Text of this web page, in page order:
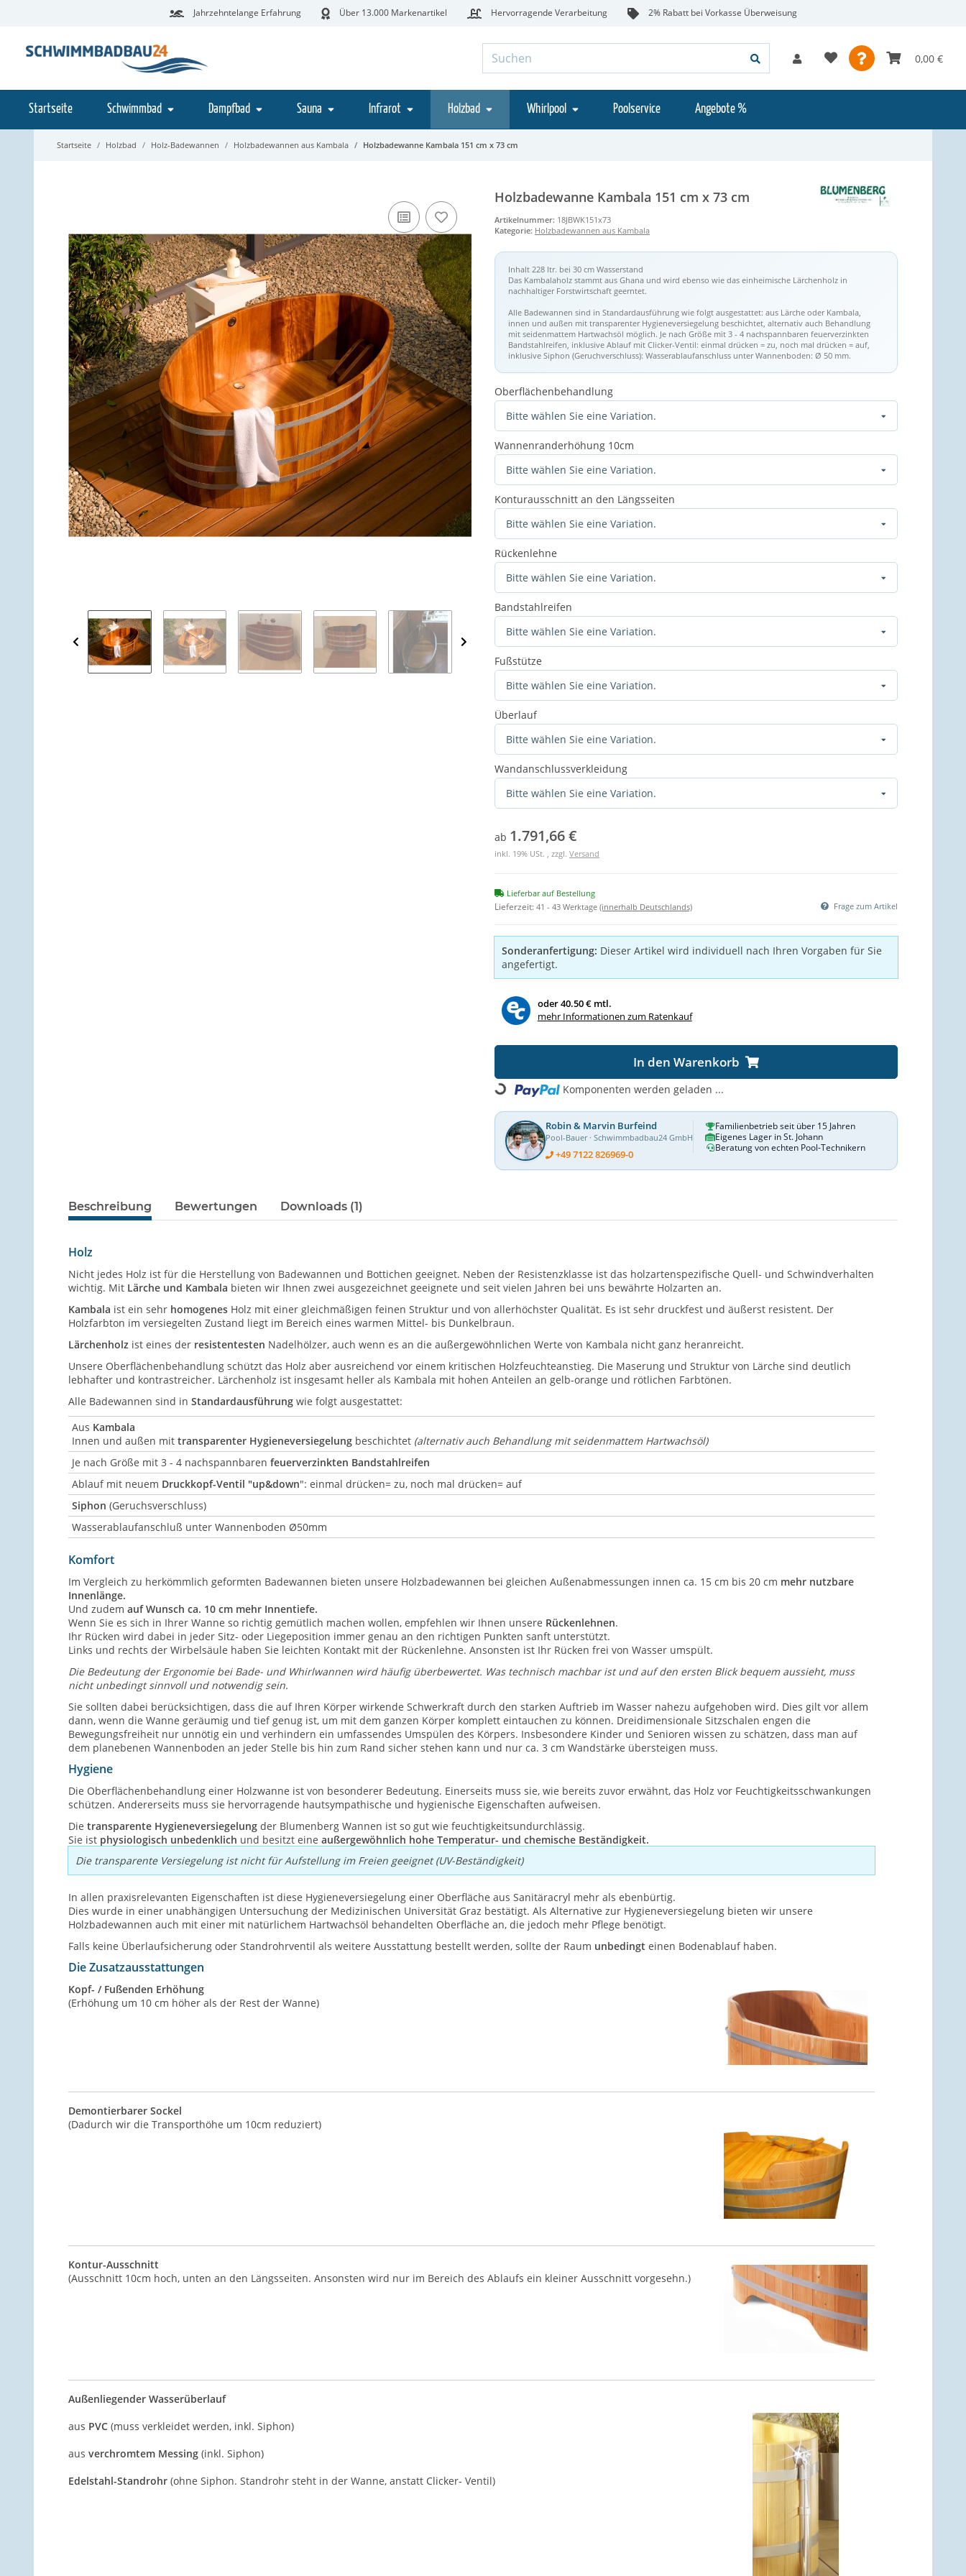
Jahrzehntelange Erfahrung Über 13.000 Markenartikel Hervorragende Verarbeitung 2% Rabatt bei Vorkasse Überweisung
0,00 €
Startseite Schwimmbad Dampfbad Sauna Infrarot Holzbad Whirlpool Poolservice Angebote %
Startseite Holzbad Holz-Badewannen Holzbadewannen aus Kambala Holzbadewanne Kambala 151 cm x 73 cm
Holzbadewanne Kambala 151 cm x 73 cm
Artikelnummer: 18JBWK151x73
Kategorie: Holzbadewannen aus Kambala
Inhalt 228 ltr. bei 30 cm Wasserstand
Das Kambalaholz stammt aus Ghana und wird ebenso wie das einheimische Lärchenholz in
nachhaltiger Forstwirtschaft geerntet.
Alle Badewannen sind in Standardausführung wie folgt ausgestattet: aus Lärche oder Kambala,
innen und außen mit transparenter Hygieneversiegelung beschichtet, alternativ auch Behandlung
mit seidenmattem Hartwachsöl möglich. Je nach Größe mit 3 - 4 nachspannbaren feuerverzinkten
Bandstahlreifen, inklusive Ablauf mit Clicker-Ventil: einmal drücken = zu, noch mal drücken = auf,
inklusive Siphon (Geruchverschluss): Wasserablaufanschluss unter Wannenboden: Ø 50 mm.
Oberflächenbehandlung
Bitte wählen Sie eine Variation.
Wannenranderhöhung 10cm
Bitte wählen Sie eine Variation.
Konturausschnitt an den Längsseiten
Bitte wählen Sie eine Variation.
Rückenlehne
Bitte wählen Sie eine Variation.
Bandstahlreifen
Bitte wählen Sie eine Variation.
Fußstütze
Bitte wählen Sie eine Variation.
Überlauf
Bitte wählen Sie eine Variation.
Wandanschlussverkleidung
Bitte wählen Sie eine Variation.
ab 1.791,66 €
inkl. 19% USt. , zzgl. Versand
Lieferbar auf Bestellung
Lieferzeit: 41 - 43 Werktage (innerhalb Deutschlands) Frage zum Artikel
Sonderanfertigung: Dieser Artikel wird individuell nach Ihren Vorgaben für Sie
angefertigt.
oder40.50 € mtl.
mehr Informationen zum Ratenkauf
In den Warenkorb
Loading... Komponenten werden geladen ...
Robin & Marvin Burfeind
Pool-Bauer · Schwimmbadbau24 GmbH
+49 7122 826969-0
Familienbetrieb seit über 15 Jahren
Eigenes Lager in St. Johann
Beratung von echten Pool-Technikern
Beschreibung Bewertungen Downloads (1)
Holz
Nicht jedes Holz ist für die Herstellung von Badewannen und Bottichen geeignet. Neben der Resistenzklasse ist das holzartenspezifische Quell- und Schwindverhalten
wichtig. Mit Lärche und Kambala bieten wir Ihnen zwei ausgezeichnet geeignete und seit vielen Jahren bei uns bewährte Holzarten an.
Kambala ist ein sehr homogenes Holz mit einer gleichmäßigen feinen Struktur und von allerhöchster Qualität. Es ist sehr druckfest und äußerst resistent. Der
Holzfarbton im versiegelten Zustand liegt im Bereich eines warmen Mittel- bis Dunkelbraun.
Lärchenholz ist eines der resistentesten Nadelhölzer, auch wenn es an die außergewöhnlichen Werte von Kambala nicht ganz heranreicht.
Unsere Oberflächenbehandlung schützt das Holz aber ausreichend vor einem kritischen Holzfeuchteanstieg. Die Maserung und Struktur von Lärche sind deutlich
lebhafter und kontrastreicher. Lärchenholz ist insgesamt heller als Kambala mit hohen Anteilen an gelb-orange und rötlichen Farbtönen.
Alle Badewannen sind in Standardausführung wie folgt ausgestattet:
Aus Kambala
Innen und außen mit transparenter Hygieneversiegelung beschichtet (alternativ auch Behandlung mit seidenmattem Hartwachsöl)
Je nach Größe mit 3 - 4 nachspannbaren feuerverzinkten Bandstahlreifen
Ablauf mit neuem Druckkopf-Ventil "up&down": einmal drücken= zu, noch mal drücken= auf
Siphon (Geruchsverschluss)
Wasserablaufanschluß unter Wannenboden Ø50mm
Komfort
Im Vergleich zu herkömmlich geformten Badewannen bieten unsere Holzbadewannen bei gleichen Außenabmessungen innen ca. 15 cm bis 20 cm mehr nutzbare
Innenlänge.
Und zudem auf Wunsch ca. 10 cm mehr Innentiefe.
Wenn Sie es sich in Ihrer Wanne so richtig gemütlich machen wollen, empfehlen wir Ihnen unsere Rückenlehnen.
Ihr Rücken wird dabei in jeder Sitz- oder Liegeposition immer genau an den richtigen Punkten sanft unterstützt.
Links und rechts der Wirbelsäule haben Sie leichten Kontakt mit der Rückenlehne. Ansonsten ist Ihr Rücken frei von Wasser umspült.
Die Bedeutung der Ergonomie bei Bade- und Whirlwannen wird häufig überbewertet. Was technisch machbar ist und auf den ersten Blick bequem aussieht, muss
nicht unbedingt sinnvoll und notwendig sein.
Sie sollten dabei berücksichtigen, dass die auf Ihren Körper wirkende Schwerkraft durch den starken Auftrieb im Wasser nahezu aufgehoben wird. Dies gilt vor allem
dann, wenn die Wanne geräumig und tief genug ist, um mit dem ganzen Körper komplett eintauchen zu können. Dreidimensionale Sitzschalen engen die
Bewegungsfreiheit nur unnötig ein und verhindern ein umfassendes Umspülen des Körpers. Insbesondere Kinder und Senioren wissen zu schätzen, dass man auf
dem planebenen Wannenboden an jeder Stelle bis hin zum Rand sicher stehen kann und nur ca. 3 cm Wandstärke übersteigen muss.
Hygiene
Die Oberflächenbehandlung einer Holzwanne ist von besonderer Bedeutung. Einerseits muss sie, wie bereits zuvor erwähnt, das Holz vor Feuchtigkeitsschwankungen
schützen. Andererseits muss sie hervorragende hautsympathische und hygienische Eigenschaften aufweisen.
Die transparente Hygieneversiegelung der Blumenberg Wannen ist so gut wie feuchtigkeitsundurchlässig.
Sie ist physiologisch unbedenklich und besitzt eine außergewöhnlich hohe Temperatur- und chemische Beständigkeit.
Die transparente Versiegelung ist nicht für Aufstellung im Freien geeignet (UV-Beständigkeit)
In allen praxisrelevanten Eigenschaften ist diese Hygieneversiegelung einer Oberfläche aus Sanitäracryl mehr als ebenbürtig.
Dies wurde in einer unabhängigen Untersuchung der Medizinischen Universität Graz bestätigt. Als Alternative zur Hygieneversiegelung bieten wir unsere
Holzbadewannen auch mit einer mit natürlichem Hartwachsöl behandelten Oberfläche an, die jedoch mehr Pflege benötigt.
Falls keine Überlaufsicherung oder Standrohrventil als weitere Ausstattung bestellt werden, sollte der Raum unbedingt einen Bodenablauf haben.
Die Zusatzausstattungen
Kopf- / Fußenden Erhöhung
(Erhöhung um 10 cm höher als der Rest der Wanne)
Demontierbarer Sockel
(Dadurch wir die Transporthöhe um 10cm reduziert)
Kontur-Ausschnitt
(Ausschnitt 10cm hoch, unten an den Längsseiten. Ansonsten wird nur im Bereich des Ablaufs ein kleiner Ausschnitt vorgesehn.)
Außenliegender Wasserüberlauf
aus PVC (muss verkleidet werden, inkl. Siphon)
aus verchromtem Messing (inkl. Siphon)
Edelstahl-Standrohr (ohne Siphon. Standrohr steht in der Wanne, anstatt Clicker- Ventil)